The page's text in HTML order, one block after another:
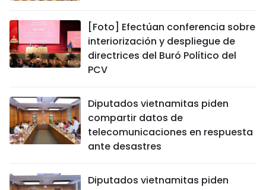
[Foto] Efectúan conferencia sobre
interiorización y despliegue de
directrices del Buró Político del
PCV
Diputados vietnamitas piden
compartir datos de
telecomunicaciones en respuesta
ante desastres
Diputados vietnamitas piden